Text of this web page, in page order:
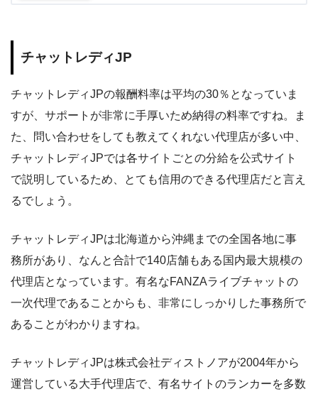
チャットレディJP
チャットレディJPの報酬料率は平均の30％となっていま
すが、サポートが非常に手厚いため納得の料率ですね。ま
た、問い合わせをしても教えてくれない代理店が多い中、
チャットレディJPでは各サイトごとの分給を公式サイト
で説明しているため、とても信用のできる代理店だと言え
るでしょう。
チャットレディJPは北海道から沖縄までの全国各地に事
務所があり、なんと合計で140店舗もある国内最大規模の
代理店となっています。有名なFANZAライブチャットの
一次代理であることからも、非常にしっかりした事務所で
あることがわかりますね。
チャットレディJPは株式会社ディストノアが2004年から
運営している大手代理店で、有名サイトのランカーを多数